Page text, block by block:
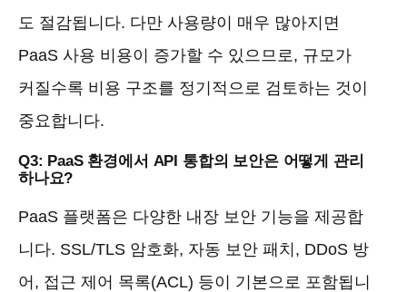
도 절감됩니다. 다만 사용량이 매우 많아지면
PaaS 사용 비용이 증가할 수 있으므로, 규모가
커질수록 비용 구조를 정기적으로 검토하는 것이
중요합니다.
Q3: PaaS 환경에서 API 통합의 보안은 어떻게 관리
하나요?
PaaS 플랫폼은 다양한 내장 보안 기능을 제공합
니다. SSL/TLS 암호화, 자동 보안 패치, DDoS 방
어, 접근 제어 목록(ACL) 등이 기본으로 포함됩니